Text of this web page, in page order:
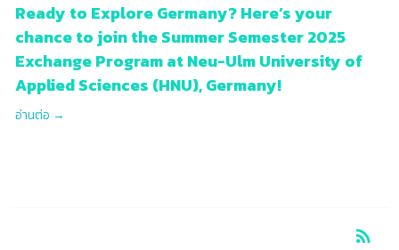
Ready to Explore Germany? Here’s your
chance to join the Summer Semester 2025
Exchange Program at Neu-Ulm University of
Applied Sciences (HNU), Germany!
rss_feed